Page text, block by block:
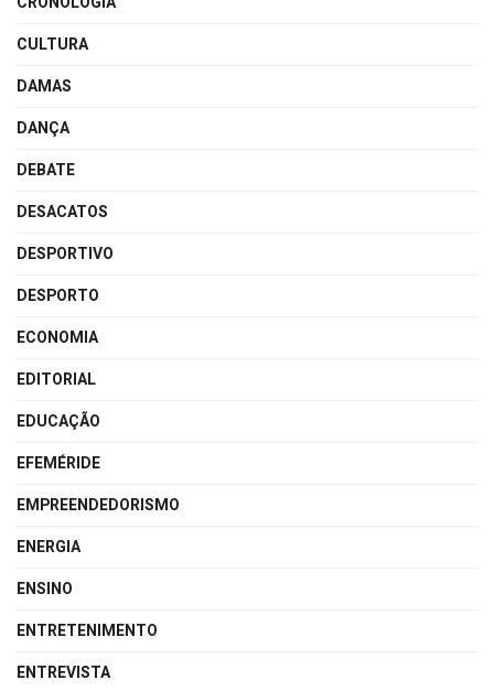
CULTURA
DAMAS
DANÇA
DEBATE
DESACATOS
DESPORTIVO
DESPORTO
ECONOMIA
EDITORIAL
EDUCAÇÃO
EFEMÉRIDE
EMPREENDEDORISMO
ENERGIA
ENSINO
ENTRETENIMENTO
ENTREVISTA